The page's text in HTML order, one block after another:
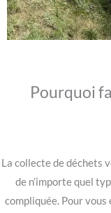
Pourquoi
La collecte de déchets
de n’importe quel
compliquée. Pour